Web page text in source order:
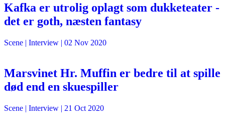
Kafka er utrolig oplagt som dukketeater -
det er goth, næsten fantasy
Scene | Interview | 02 Nov 2020
Marsvinet Hr. Muffin er bedre til at spille
død end en skuespiller
Scene | Interview | 21 Oct 2020